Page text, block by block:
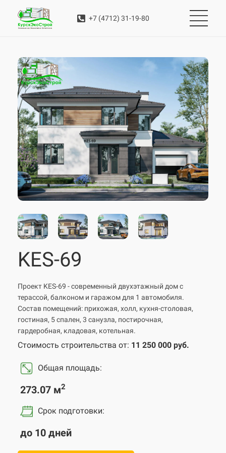
+7 (4712) 31-19-80
KES-69
Проект KES-69 - современный двухэтажный дом с
терассой, балконом и гаражом для 1 автомобиля.
Состав помещений: прихожая, холл, кухня-столовая,
гостиная, 5 спален, 3 санузла, постирочная,
гардеробная, кладовая, котельная.
Стоимость строительства от: 11 250 000 руб.
Общая площадь:
273.07 м2
Срок подготовки:
до 10 дней